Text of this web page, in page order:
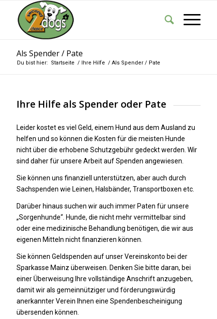
Als Spender / Pate
Du bist hier: Startseite / Ihre Hilfe / Als Spender / Pate
Ihre Hilfe als Spender oder Pate
Leider kostet es viel Geld, einem Hund aus dem Ausland zu
helfen und so können die Kosten für die meisten Hunde
nicht über die erhobene Schutzgebühr gedeckt werden. Wir
sind daher für unsere Arbeit auf Spenden angewiesen.
Sie können uns finanziell unterstützen, aber auch durch
Sachspenden wie Leinen, Halsbänder, Transportboxen etc.
Darüber hinaus suchen wir auch immer Paten für unsere
„Sorgenhunde“. Hunde, die nicht mehr vermittelbar sind
oder eine medizinische Behandlung benötigen, die wir aus
eigenen Mitteln nicht finanzieren können.
Sie können Geldspenden auf unser Vereinskonto bei der
Sparkasse Mainz überweisen. Denken Sie bitte daran, bei
einer Überweisung Ihre vollständige Anschrift anzugeben,
damit wir als gemeinnütziger und förderungswürdig
anerkannter Verein Ihnen eine Spendenbescheinigung
übersenden können.